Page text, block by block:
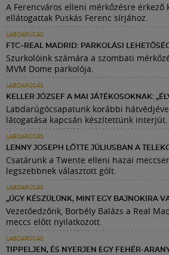
A Ferencváros elleni mérkőzésre érkező
ellátogattak Puskás Ferenc sírjához.
LABDARÚGÁS
FTC–REAL MADRID: PARKOLÁSI
Szurkolóink számára a szombati
MVM Dome parkolója.
LABDARÚGÁS
KELLER JÓZSEF A MAI JÁTÉKOSOKNAK:
Labdarúgócsapatunk korábbi
látogatása kapcsán készítettünk interjút.
LABDARÚGÁS
LENNY JOSEPH LŐTTE JÚLIUSBAN A
Csatárunk a Twente elleni hazai
legszebbnek választott gólt.
LABDARÚGÁS
„ÚGY KÉSZÜLÜNK, MINT EGY BAJNOKIRA
Vezetőedzőnk, Borbély Balázs a Real
meccs előtt nyilatkozott.
LABDARÚGÁS
TIPPELJEN, ÉS NYERJEN EGY FEHÉR-